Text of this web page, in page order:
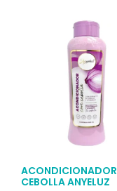
ACONDICIONADOR
CEBOLLA ANYELUZ